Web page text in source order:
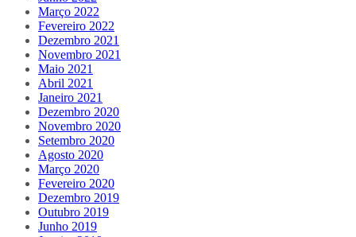
Março 2022
Fevereiro 2022
Dezembro 2021
Novembro 2021
Maio 2021
Abril 2021
Janeiro 2021
Dezembro 2020
Novembro 2020
Setembro 2020
Agosto 2020
Março 2020
Fevereiro 2020
Dezembro 2019
Outubro 2019
Junho 2019